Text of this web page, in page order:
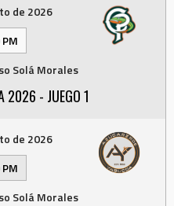
de 2026
Solá Morales
2026 - JUEGO 1
de 2026
Solá Morales